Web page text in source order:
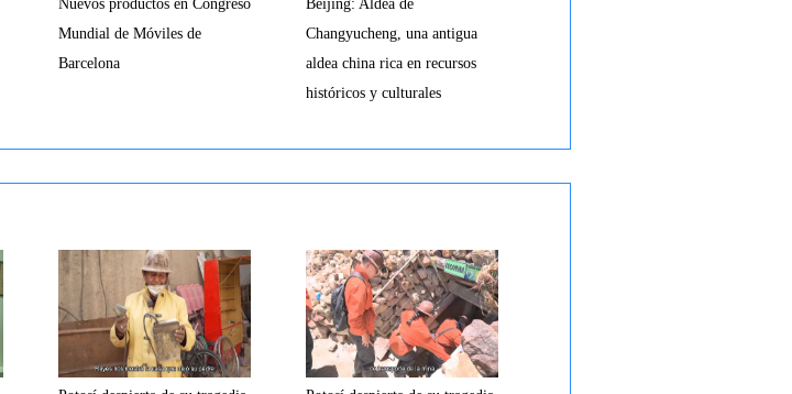
Nuevos productos en Congreso
Mundial de Móviles de
Barcelona
Beijing: Aldea de
Changyucheng, una antigua
aldea china rica en recursos
históricos y culturales